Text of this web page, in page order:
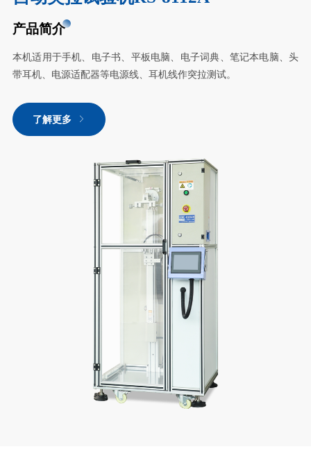
产品简介
本机适用于手机、电子书、平板电脑、电子词典、笔记本电脑、头
带耳机、电源适配器等电源线、耳机线作突拉测试。
了解更多